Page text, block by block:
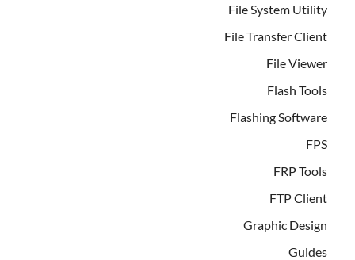
File System Utility
File Transfer Client
File Viewer
Flash Tools
Flashing Software
FPS
FRP Tools
FTP Client
Graphic Design
Guides